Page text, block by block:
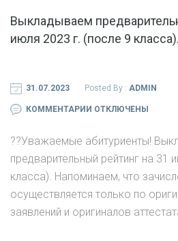
Выкладываем
июля 2023 г. (после 9 класса).
31.07.2023 Posted By : ADMIN
КОММЕНТАРИИ К
ВЫКЛАДЫВАЕМ
ПРЕДВАРИТЕЛЬНЫЙ
РЕЙТИНГ
НА
31
ОТКЛЮЧЕНЫ
?‍?Уважаемые абитуриенты!
предварительный рейтинг на 31
класса). Напоминаем, что
осуществляется только по
заявлений и оригиналов